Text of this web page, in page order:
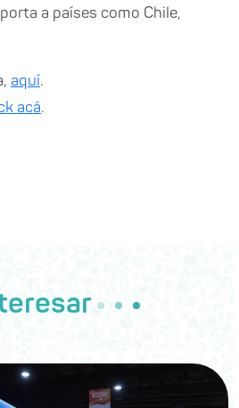
a países como Chile,
aquí.
acá.